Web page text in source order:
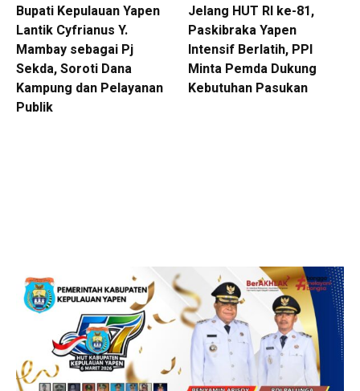
Bupati Kepulauan Yapen
Lantik Cyfrianus Y.
Mambay sebagai Pj
Sekda, Soroti Dana
Kampung dan Pelayanan
Publik
Jelang HUT RI ke-81,
Paskibraka Yapen
Intensif Berlatih, PPI
Minta Pemda Dukung
Kebutuhan Pasukan